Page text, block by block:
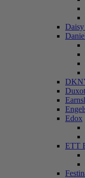
Duxot
Edox
ETT